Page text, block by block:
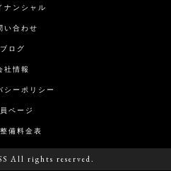
ナンシャル
い合わせ
ブログ
社情報
シーポリシー
ページ
備料金表
All rights reserved.